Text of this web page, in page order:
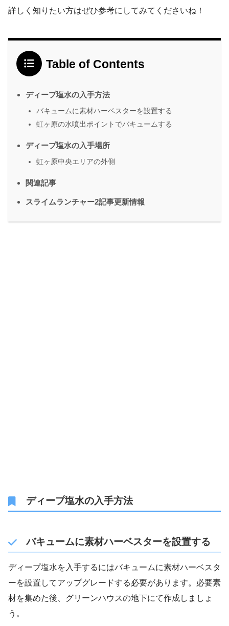
詳しく知りたい方はぜひ参考にしてみてくださいね！
Table of Contents
ディープ塩水の入手方法
バキュームに素材ハーベスターを設置する
虹ヶ原の水噴出ポイントでバキュームする
ディープ塩水の入手場所
虹ヶ原中央エリアの外側
関連記事
スライムランチャー2記事更新情報
ディープ塩水の入手方法
バキュームに素材ハーベスターを設置する
ディープ塩水を入手するにはバキュームに素材ハーベスタ
ーを設置してアップグレードする必要があります。必要素
材を集めた後、グリーンハウスの地下にて作成しましょ
う。